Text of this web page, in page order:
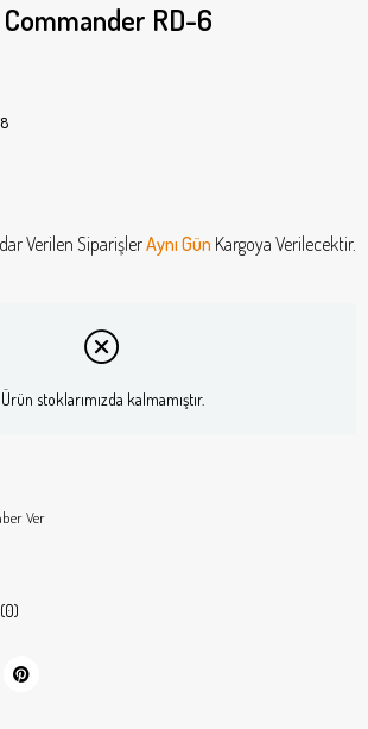
RD-6
Verilen SiparişlerAynı Gün Kargoya Verilecektir.
Ürün stoklarımızda kalmamıştır.
Ver